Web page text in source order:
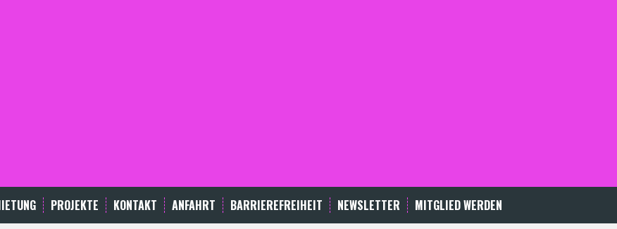
PROJEKTE KONTAKT ANFAHRT BARRIEREFREIHEIT NEWSLETTER MITGLIED WERDEN